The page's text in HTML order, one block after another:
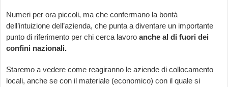
Numeri per ora piccoli, ma che confermano la bontà
dell’intuizione dell’azienda, che punta a diventare un importante
punto di riferimento per chi cerca lavoroanche al di fuori dei
confini nazionali.
Staremo a vedere come reagiranno le aziende di collocamento
locali, anche se con il materiale (economico) con il quale si